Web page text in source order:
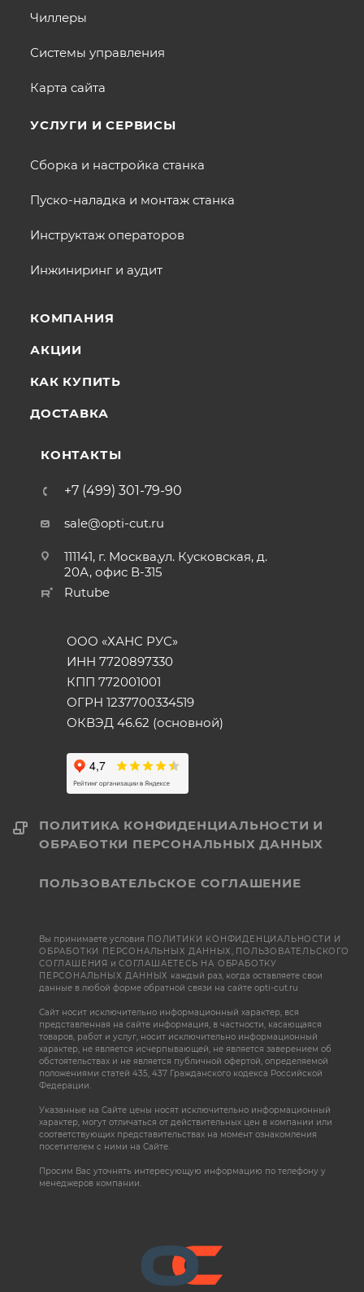
Чиллеры
Системы управления
Карта сайта
УСЛУГИ И СЕРВИСЫ
Сборка и настройка станка
Пуско-наладка и монтаж станка
Инструктаж операторов
Инжиниринг и аудит
КОМПАНИЯ
АКЦИИ
КАК КУПИТЬ
ДОСТАВКА
КОНТАКТЫ
+7 (499) 301-79-90
sale@opti-cut.ru
111141, г. Москва,ул. Кусковская, д.
20А, офис В-315
Rutube
ООО «ХАНС РУС»
ИНН 7720897330
КПП 772001001
ОГРН 1237700334519
ОКВЭД 46.62 (основной)
ПОЛИТИКА КОНФИДЕНЦИАЛЬНОСТИ И
ОБРАБОТКИ ПЕРСОНАЛЬНЫХ ДАННЫХ
ПОЛЬЗОВАТЕЛЬСКОЕ СОГЛАШЕНИЕ
Вы принимаете условия ПОЛИТИКИ КОНФИДЕНЦИАЛЬНОСТИ И
ОБРАБОТКИ ПЕРСОНАЛЬНЫХ ДАННЫХ, ПОЛЬЗОВАТЕЛЬСКОГО
СОГЛАШЕНИЯ иСОГЛАШАЕТЕСЬ НА ОБРАБОТКУ
ПЕРСОНАЛЬНЫХ ДАННЫХ каждый раз, когда оставляете свои
данные в любой форме обратной связи на сайте opti-cut.ru
Сайт носит исключительно информационный характер, вся
представленная на сайте информация, в частности, касающаяся
товаров, работ и услуг, носит исключительно информационный
характер, не является исчерпывающей, не является заверением об
обстоятельствах и не является публичной офертой, определяемой
положениями статей 435, 437 Гражданского кодекса Российской
Федерации.
Указанные на Сайте цены носят исключительно информационный
характер, могут отличаться от действительных цен в компании или
соответствующих представительствах на момент ознакомления
посетителем с ними на Сайте.
Просим Вас уточнять интересующую информацию по телефону у
менеджеров компании.